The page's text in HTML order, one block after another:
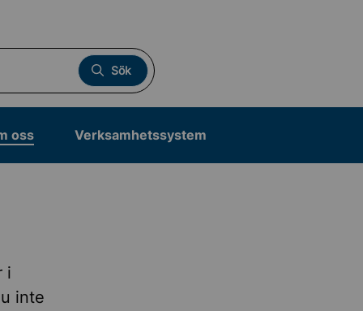
Sök
oss Verksamhetssystem
i
inte